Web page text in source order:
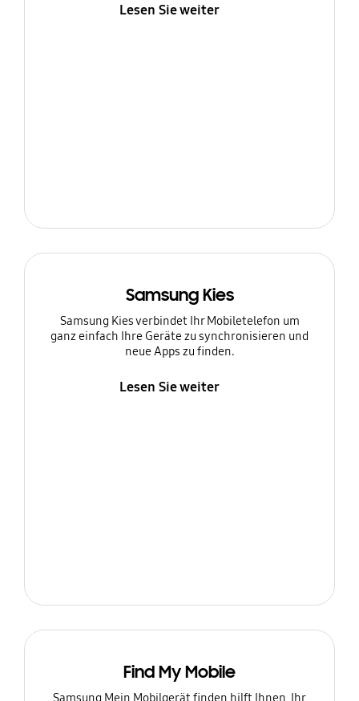
Lesen Sie weiter
Samsung Kies
Samsung Kies verbindet Ihr Mobiletelefon um
ganz einfach Ihre Geräte zu synchronisieren und
neue Apps zu finden.
Lesen Sie weiter
Find My Mobile
Samsung Mein Mobilgerät finden hilft Ihnen, Ihr